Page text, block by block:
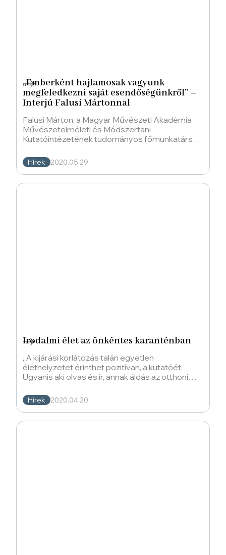
„Emberként hajlamosak vagyunk
megfeledkezni saját esendőségünkről” –
Interjú Falusi Mártonnal
Falusi Márton, a Magyar Művészeti Akadémia
Művészetelméleti és Módszertani
Kutatóintézetének tudományos főmunkatársa
esszéista, valamint a
Hírek 2020.05.29.
Irodalmi élet az önkéntes karanténban
„A kijárási korlátozás talán egyetlen
élethelyzetet érinthet pozitívan, a kutatóét.
Ugyanis aki olvas és ír, annak áldás az otthoni
Hírek 2020.04.20.